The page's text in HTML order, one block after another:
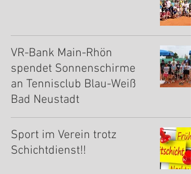
VR-Bank Main-Rhön
spendet Sonnenschirme
an Tennisclub Blau-Weiß
Bad Neustadt
Sport im Verein trotz
Schichtdienst!!